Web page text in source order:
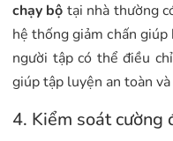
chạy bộ tại nhà thường
hệ thống giảm chấn
người tập có thể điều
giúp tập luyện an toàn
4. Kiểm soát cường